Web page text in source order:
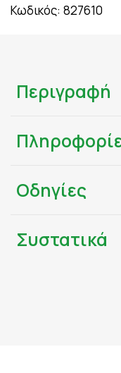
Κωδικός: 827610
Περιγραφή
Οδηγίες
Συστατικά